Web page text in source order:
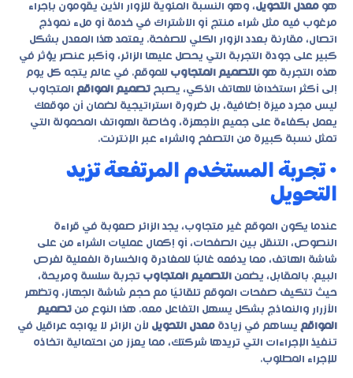
هو معدل التحويل، وهو النسبة المئوية للزوار الذين يقومون بإجراء
مرغوب فيه مثل شراء منتج أو الاشتراك في خدمة أو ملء نموذج
اتصال، مقارنة بعدد الزوار الكلي للصفحة. يعتمد هذا المعدل بشكل
كبير على جودة التجربة التي يحصل عليها الزائر، وأكبر عنصر يؤثر في
هذه التجربة هو التصميم المتجاوب للموقع. في عالم يتجه كل يوم
إلى أكثر استخدامًا للهاتف الذكي، يصبح تصميم المواقع المتجاوب
ليس مجرد ميزة إضافية، بل ضرورة استراتيجية لضمان أن موقعك
يعمل بكفاءة على جميع الأجهزة، وخاصة الهواتف المحمولة التي
تمثل نسبة كبيرة من التصفح والشراء عبر الإنترنت.
• تجربة المستخدم المرتفعة تزيد
التحويل
عندما يكون الموقع غير متجاوب، يجد الزائر صعوبة في قراءة
النصوص، التنقل بين الصفحات، أو إكمال عمليات الشراء من على
شاشة الهاتف، مما يدفعه غالبًا للمغادرة والخسارة الفعلية لفرص
البيع. بالمقابل، يضمن التصميم المتجاوب تجربة سلسة ومريحة،
حيث تتكيف صفحات الموقع تلقائيًا مع حجم شاشة الجهاز، وتظهر
الأزرار والنماذج بشكل يسهل التفاعل معه. هذا النوع من تصميم
المواقع يساهم في زيادة معدل التحويل لأن الزائر لا يواجه عراقيل في
تنفيذ الإجراءات التي تريدها شركتك، مما يعزز من احتمالية اتخاذه
للإجراء المطلوب.